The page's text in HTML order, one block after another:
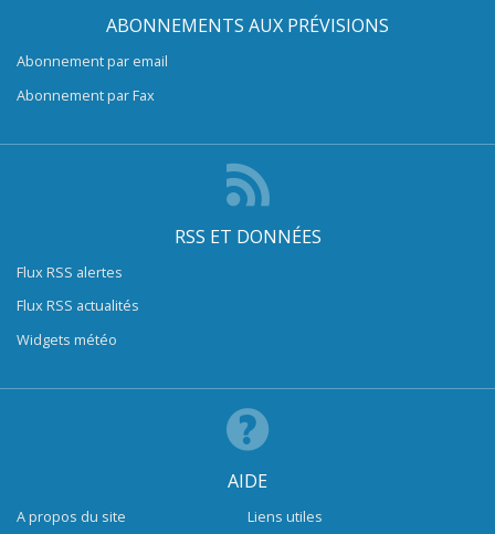
ABONNEMENTS AUX PRÉVISIONS
Abonnement par email
Abonnement par Fax
RSS ET DONNÉES
Flux RSS alertes
Flux RSS actualités
Widgets météo
AIDE
A propos du site Liens utiles